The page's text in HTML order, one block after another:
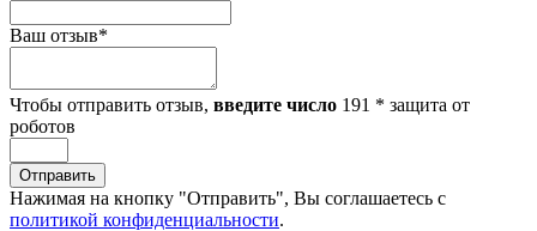
Ваш отзыв*
Чтобы отправить отзыв, введите число 191 * защита от
роботов
Отправить
Нажимая на кнопку "Отправить", Вы соглашаетесь с
политикой конфиденциальности.